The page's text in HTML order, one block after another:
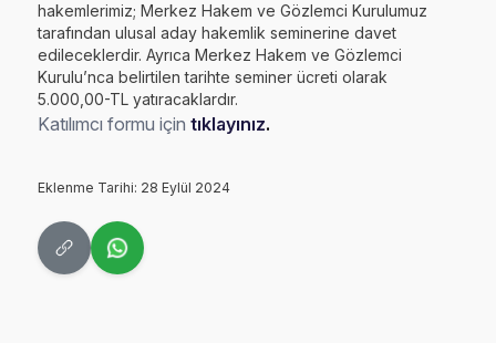
hakemlerimiz; Merkez Hakem ve Gözlemci Kurulumuz
tarafından ulusal aday hakemlik seminerine davet
edileceklerdir. Ayrıca Merkez Hakem ve Gözlemci
Kurulu’nca belirtilen tarihte seminer ücreti olarak
5.000,00-TL yatıracaklardır.
Katılımcı formu içintıklayınız.
Eklenme Tarihi: 28 Eylül 2024